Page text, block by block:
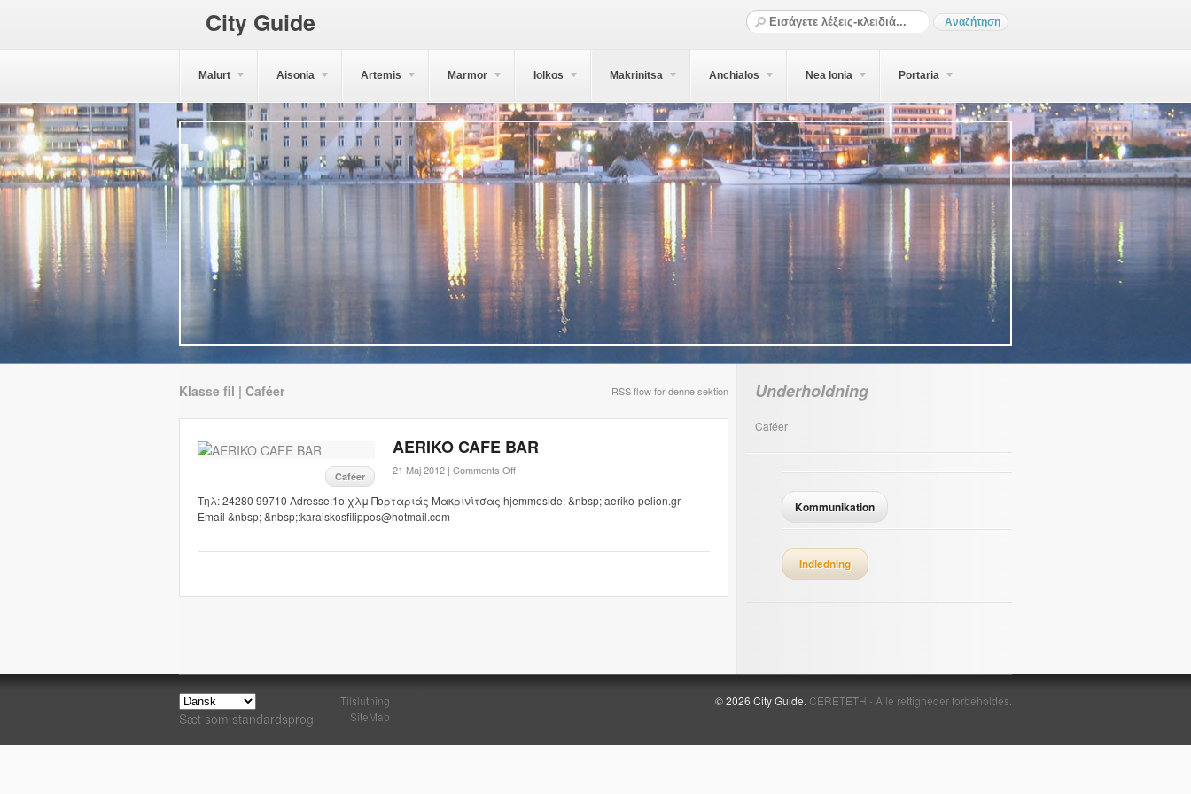
City Guide
Malurt Aisonia Artemis Marmor Iolkos Makrinitsa Anchialos Nea Ionia Portaria
Klasse fil | Caféer RSS flow for denne sektion
Caféer
AERIKO CAFE BAR
21 Maj 2012 | Comments Off
Τηλ: 24280 99710 Adresse:1ο χλμ Πορταριάς Μακρινίτσας hjemmeside: &nbsp; aeriko-pelion.gr
Email &nbsp; &nbsp;:karaiskosfilippos@hotmail.com
Underholdning
Caféer
Kommunikation
Indledning
Sæt som standardsprog
Tilslutning
SiteMap
© 2026 City Guide. CERETETH - Alle rettigheder forbeholdes.